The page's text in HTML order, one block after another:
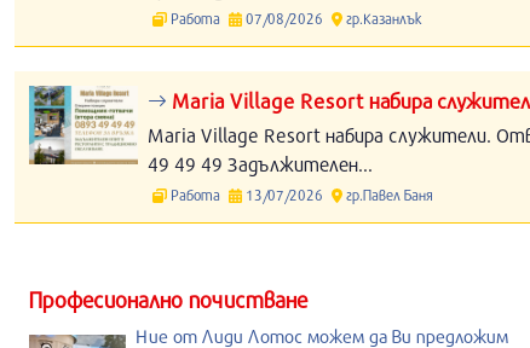
Работа 07/08/2026 гр.Казанлък
Maria Village Resort набира
Maria Village Resort набира служители.
49 49 49 Задължителен...
Работа 13/07/2026 гр.Павел Баня
Професионално почистване
Ние от Лиди Лотос можем да Ви предложим